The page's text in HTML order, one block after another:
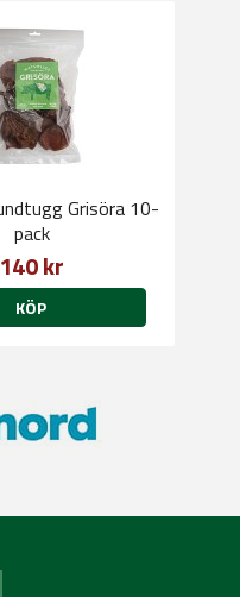
Grisöra 10-
pack
140 kr
KÖP